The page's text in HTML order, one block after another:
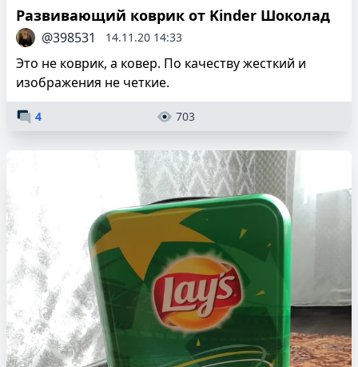
Развивающий коврик от Kinder Шоколад
@398531 14.11.20 14:33
Это не коврик, а ковер. По качеству жесткий и
изображения не четкие.
4 703